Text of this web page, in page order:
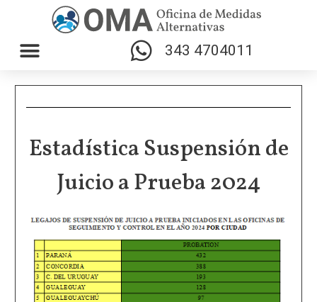
343 4704011
Estadística Suspensión de
Juicio a Prueba 2024